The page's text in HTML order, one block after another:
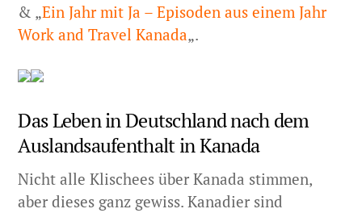
& „Ein Jahr mit Ja – Episoden aus einem Jahr
Work and Travel Kanada„.
Das Leben in Deutschland nach dem
Auslandsaufenthalt in Kanada
Nicht alle Klischees über Kanada stimmen,
aber dieses ganz gewiss. Kanadier sind